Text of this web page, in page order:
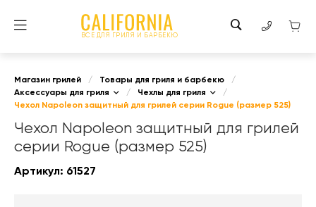
ВСЕ ДЛЯ ГРИЛЯ И БАРБЕКЮ
Магазин грилей / Товары для гриля и барбекю
/
Аксессуары для гриля
/ Чехлы для гриля
/
Чехол Napoleon защитный для грилей серии Rogue (размер 525)
Чехол Napoleon защитный для грилей
серии Rogue (размер 525)
Артикул: 61527